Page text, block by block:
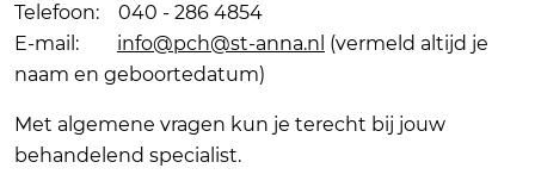
Telefoon: 040 - 286 4854
E-mail: info@pch@st-anna.nl (vermeld altijd je
naam en geboortedatum)
Met algemene vragen kun je terecht bij jouw
behandelend specialist.